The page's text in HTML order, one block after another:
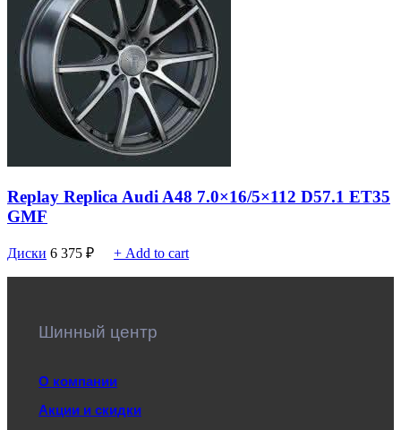
Replay Replica Audi A48 7.0×16/5×112 D57.1 ET35
GMF
Диски 6 375 ₽ + Add to cart
Шинный центр
О компании
Акции и скидки